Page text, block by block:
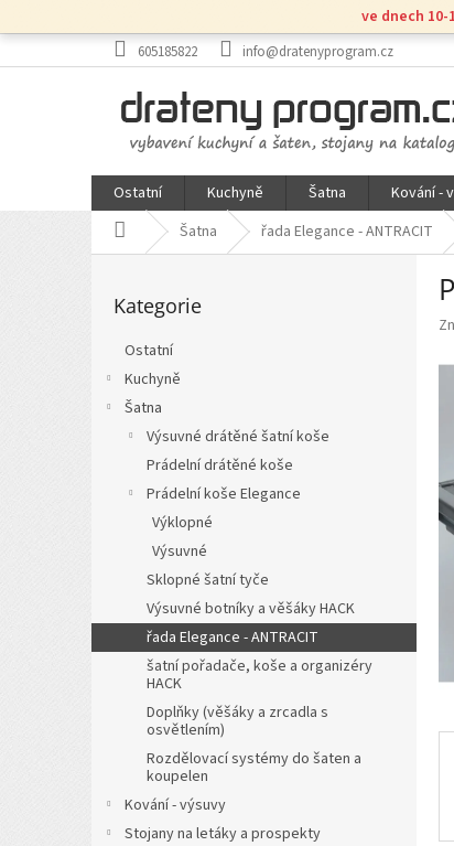
na
ve dnech
605185822 info@dratenyprogram.cz
Ostatní Kuchyně Šatna Kování -
Domů Šatna řada Elegance - ANTRACIT
P
kategorie
Kategorie
Ostatní
Kuchyně
Šatna
Výsuvné drátěné šatní koše
Prádelní drátěné koše
Prádelní koše Elegance
Výklopné
Výsuvné
Sklopné šatní tyče
Výsuvné botníky a věšáky HACK
řada Elegance - ANTRACIT
šatní pořadače, koše a organizéry
HACK
Doplňky (věšáky a zrcadla s
osvětlením)
Rozdělovací systémy do šaten a
koupelen
Kování - výsuvy
Stojany na letáky a prospekty